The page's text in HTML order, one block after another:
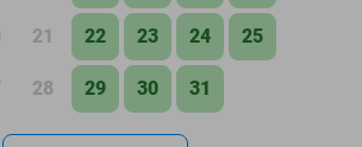
21 22 23 24 25
28 29 30 31